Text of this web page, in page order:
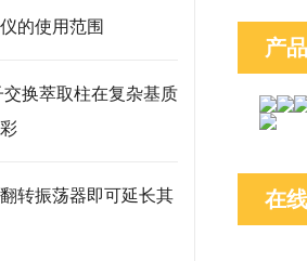
的使用范围
换萃取柱在复杂基质
转振荡器即可延长其
产
在